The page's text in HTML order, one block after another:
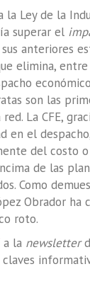
la Ley de la
superar el
anteriores
elimina,
son las
La CFE,
en el
del costo o
de las
Como
Obrador ha
roto.
a la newsletter